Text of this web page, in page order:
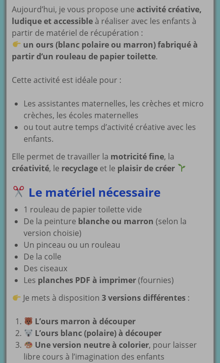
Aujourd’hui, je vous propose uneactivité créative,
ludique et accessibleà réaliser avec les enfants à
partir de matériel de récupération :
un ours (blanc polaire ou marron) fabriqué à
partir d’un rouleau de papier toilette.
Cette activité est idéale pour :
Les assistantes maternelles, les crèches et micro
crèches, les écoles maternelles
ou tout autre temps d’activité créative avec les
enfants.
Elle permet de travailler la motricité fine, la
créativité, le recyclage et le plaisir de créer
Le matériel nécessaire
1 rouleau de papier toilette vide
De la peinture blanche ou marron (selon la
version choisie)
Un pinceau ou un rouleau
De la colle
Des ciseaux
Les planches PDF à imprimer(fournies)
Je mets à disposition 3 versions différentes:
L’ours marron à découper
L’ours blanc (polaire) à découper
Une version neutre à colorier, pour laisser
libre cours à l’imagination des enfants